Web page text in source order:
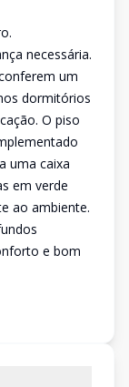
necessária.
um
dormitórios
O piso
uma caixa
em verde
ao ambiente.
e bom